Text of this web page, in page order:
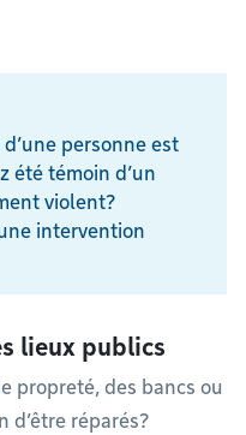
personne est
été témoin d’un
violent?
intervention
lieux publics
propreté, des bancs ou
d’être réparés?